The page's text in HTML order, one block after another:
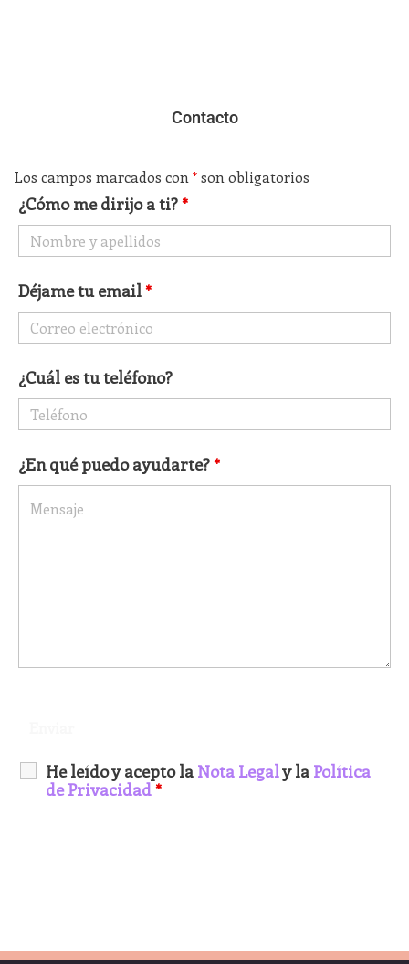
Contacto
Los campos marcados con *son obligatorios
¿Cómo me dirijo a ti?*
Déjame tu email*
¿Cuál es tu teléfono?
¿En qué puedo ayudarte?*
He leído y acepto la Nota Legaly la Política
de Privacidad*